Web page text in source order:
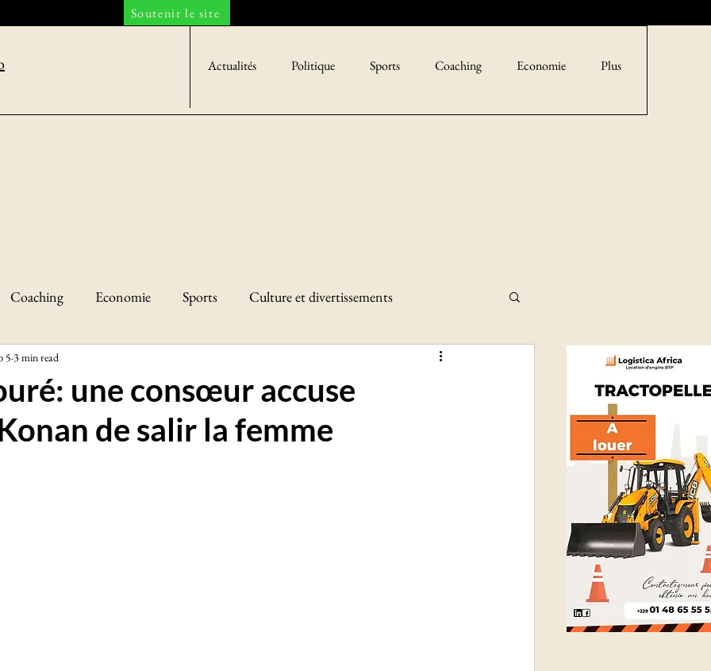
Soutenir le site
Actualités Politique Sports Coaching Economie Plus
Coaching Economie Sports Culture et divertissements
une consœur accuse
de salir la femme
5 3 min read